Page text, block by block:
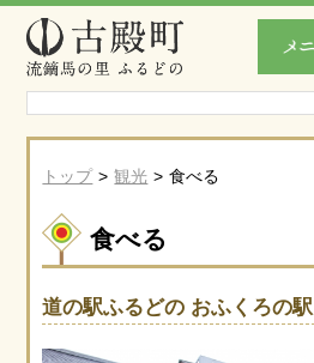
トップ 観光 食べる
食べる
道の駅ふるどの おふくろの駅